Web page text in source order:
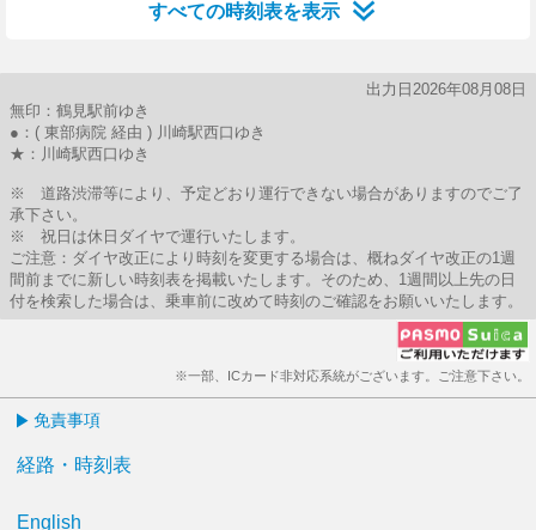
すべての時刻表を表示
出力日2026年08月08日
無印：鶴見駅前ゆき
●：( 東部病院 経由 ) 川崎駅西口ゆき
★：川崎駅西口ゆき
※ 道路渋滞等により、予定どおり運行できない場合がありますのでご了
承下さい。
※ 祝日は休日ダイヤで運行いたします。
ご注意：ダイヤ改正により時刻を変更する場合は、概ねダイヤ改正の1週
間前までに新しい時刻表を掲載いたします。そのため、1週間以上先の日
付を検索した場合は、乗車前に改めて時刻のご確認をお願いいたします。
※一部、ICカード非対応系統がございます。ご注意下さい。
免責事項
経路・時刻表
English